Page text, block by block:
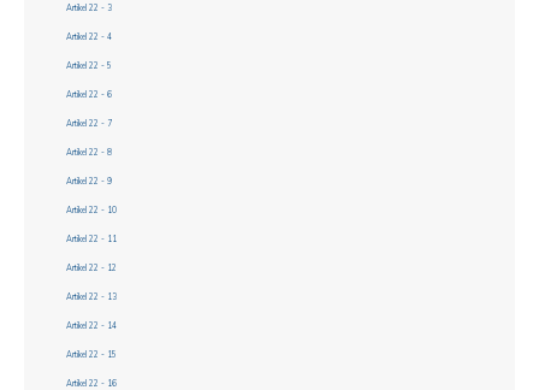
Artikel 22 - 3
Artikel 22 - 4
Artikel 22 - 5
Artikel 22 - 6
Artikel 22 - 7
Artikel 22 - 8
Artikel 22 - 9
Artikel 22 - 10
Artikel 22 - 11
Artikel 22 - 12
Artikel 22 - 13
Artikel 22 - 14
Artikel 22 - 15
Artikel 22 - 16